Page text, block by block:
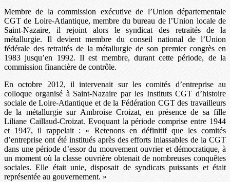
Membre de la commission exécutive de l’Union départementale
CGT de Loire-Atlantique, membre du bureau de l’Union locale de
Saint-Nazaire, il rejoint alors le syndicat des retraités de la
métallurgie. Il devient membre du conseil national de l’Union
fédérale des retraités de la métallurgie de son premier congrès en
1983 jusqu’en 1992. Il est membre, durant cette période, de la
commission financière de contrôle.
En octobre 2012, il intervenait sur les comités d’entreprise au
colloque organisé à Saint-Nazaire par les Instituts CGT d’histoire
sociale de Loire-Atlantique et de la Fédération CGT des travailleurs
de la métallurgie sur Ambroise Croizat, en présence de sa fille
Liliane Caillaud-Croizat. Evoquant la période comprise entre 1944
et 1947, il rappelait : « Retenons en définitif que les comités
d’entreprise ont été institués après des efforts inlassables de la CGT
dans une période d’essor du mouvement ouvrier et démocratique, à
un moment où la classe ouvrière obtenait de nombreuses conquêtes
sociales. Elle était unie, disposait de syndicats puissants et était
représentée au gouvernement. »